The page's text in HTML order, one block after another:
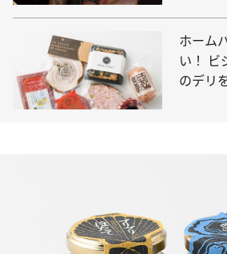
ホーム
い！ ビ
のデリ